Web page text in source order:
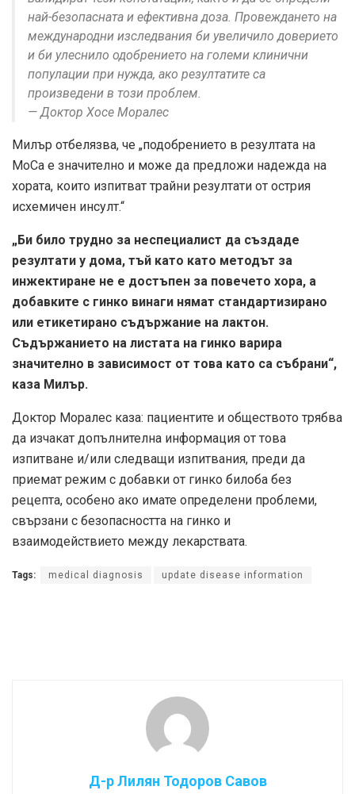
най-безопасната и ефективна доза. Провеждането на
международни изследвания би увеличило доверието
и би улеснило одобрението на големи клинични
популации при нужда, ако резултатите са
произведени в този проблем.
— Доктор Хосе Моралес
Милър отбелязва, че „подобрението в резултата на
MoCa е значително и може да предложи надежда на
хората, които изпитват трайни резултати от острия
исхемичен инсулт.“
„Би било трудно за неспециалист да създаде
резултати у дома, тъй като като методът за
инжектиране не е достъпен за повечето хора, а
добавките с гинко винаги нямат стандартизирано
или етикетирано съдържание на лактон.
Съдържанието на листата на гинко варира
значително в зависимост от това като са събрани“,
каза Милър.
Доктор Моралес каза: пациентите и обществото трябва
да изчакат допълнителна информация от това
изпитване и/или следващи изпитвания, преди да
приемат режим с добавки от гинко билоба без
рецепта, особено ако имате определени проблеми,
свързани с безопасността на гинко и
взаимодействието между лекарствата.
Tags: medical diagnosis update disease information
Д-р Лилян Тодоров Савов